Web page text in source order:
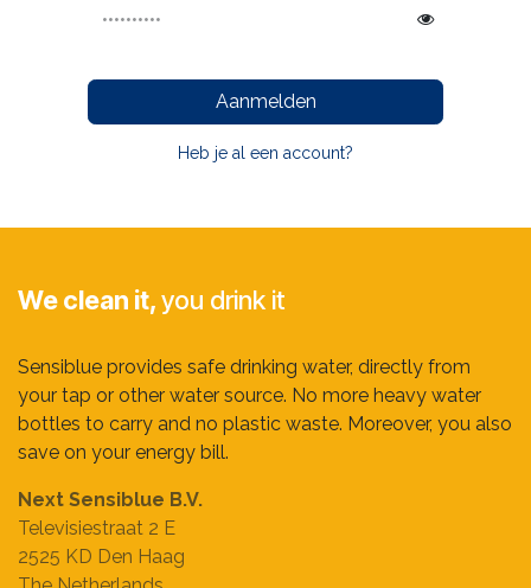
Aanmelden
Heb je al een account?
We clean it,you drink it
Sensiblue provides safe drinking water, directly from
your tap or other water source. No more heavy water
bottles to carry and no plastic waste. Moreover, you also
save on your energy bill.
Next Sensiblue B.V.
Televisiestraat 2 E
2525 KD Den Haag